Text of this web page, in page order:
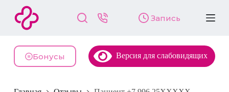
й
и
Запись
Бонусы Версия для слабовидящих